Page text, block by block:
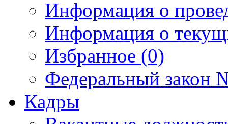
Информация о
Информация о
Избранное (0)
Федеральный закон
Кадры